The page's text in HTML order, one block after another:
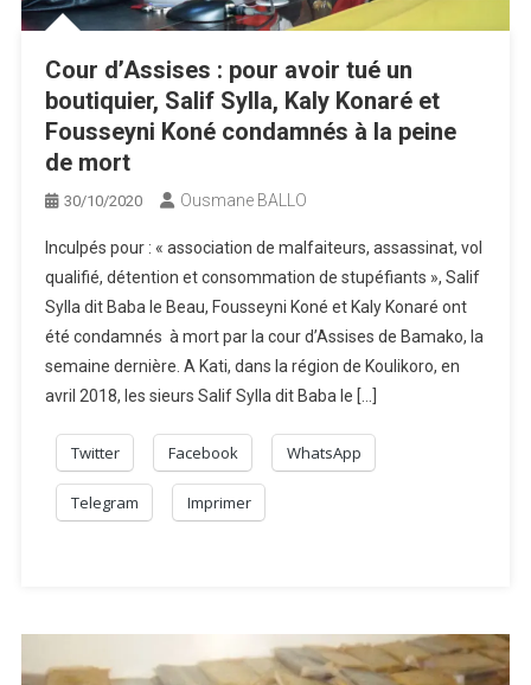
Cour d’Assises : pour avoir tué un
boutiquier, Salif Sylla, Kaly Konaré et
Fousseyni Koné condamnés à la peine
de mort
30/10/2020 Ousmane BALLO
Inculpés pour : « association de malfaiteurs, assassinat, vol
qualifié, détention et consommation de stupéfiants », Salif
Sylla dit Baba le Beau, Fousseyni Koné et Kaly Konaré ont
été condamnés à mort par la cour d’Assises de Bamako, la
semaine dernière. A Kati, dans la région de Koulikoro, en
avril 2018, les sieurs Salif Sylla dit Baba le […]
Twitter Facebook WhatsApp
Telegram Imprimer